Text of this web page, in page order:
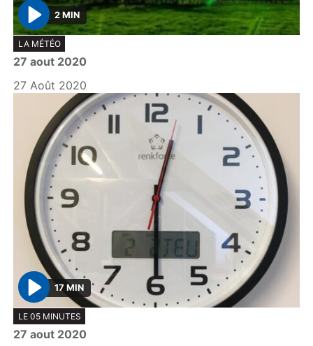
P
l
a
y
2 MIN
LA MÉTÉO
27 aout 2020
27 Août 2020
P
l
a
17 MIN
LE 05 MINUTES
27 aout 2020